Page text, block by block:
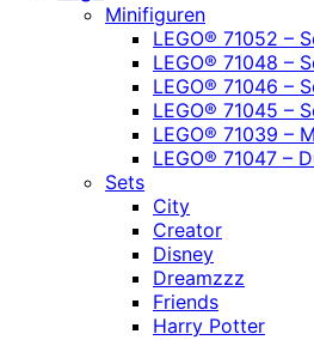
Minifiguren
LEGO® 71052 –
LEGO® 71048 –
LEGO® 71046 –
LEGO® 71045 –
LEGO® 71039 –
LEGO® 71047 –
Sets
City
Creator
Disney
Dreamzzz
Friends
Harry Potter